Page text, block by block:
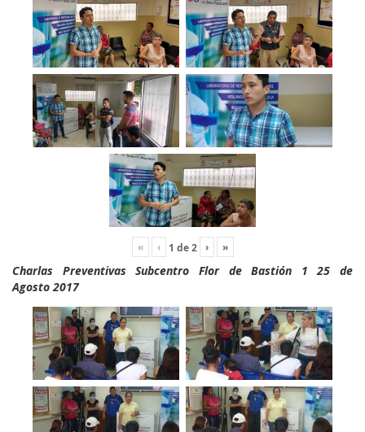
« ‹ 1 de2 › »
Charlas Preventivas Subcentro Flor de Bastión 1 25 de
Agosto 2017